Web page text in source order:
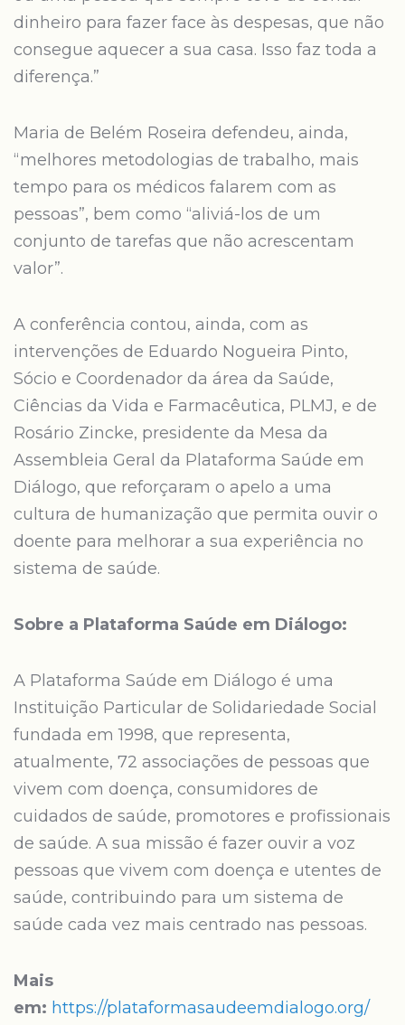
dinheiro para fazer face às despesas, que não
consegue aquecer a sua casa. Isso faz toda a
diferença.”
Maria de Belém Roseira defendeu, ainda,
“melhores metodologias de trabalho, mais
tempo para os médicos falarem com as
pessoas”, bem como “aliviá-los de um
conjunto de tarefas que não acrescentam
valor”.
A conferência contou, ainda, com as
intervenções de Eduardo Nogueira Pinto,
Sócio e Coordenador da área da Saúde,
Ciências da Vida e Farmacêutica, PLMJ, e de
Rosário Zincke, presidente da Mesa da
Assembleia Geral da Plataforma Saúde em
Diálogo, que reforçaram o apelo a uma
cultura de humanização que permita ouvir o
doente para melhorar a sua experiência no
sistema de saúde.
Sobre a Plataforma Saúde em Diálogo:
A Plataforma Saúde em Diálogo é uma
Instituição Particular de Solidariedade Social
fundada em 1998, que representa,
atualmente, 72 associações de pessoas que
vivem com doença, consumidores de
cuidados de saúde, promotores e profissionais
de saúde. A sua missão é fazer ouvir a voz
pessoas que vivem com doença e utentes de
saúde, contribuindo para um sistema de
saúde cada vez mais centrado nas pessoas.
Mais
em: https://plataformasaudeemdialogo.org/